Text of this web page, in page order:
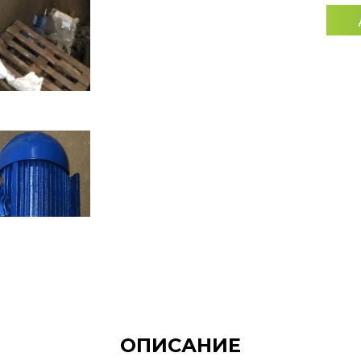
ОПИСАНИЕ